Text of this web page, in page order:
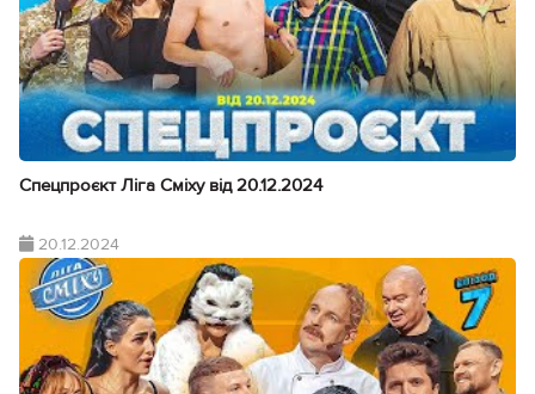
Спецпроєкт Ліга Сміху від 20.12.2024
20.12.2024